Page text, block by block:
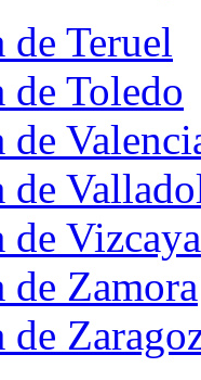
de Teruel
de Toledo
de
de
de Vizcaya
de Zamora
de